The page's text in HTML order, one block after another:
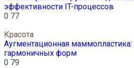
эффективности IT-процессов
0 77
Красота
Аугментационная маммопластика:
гармоничных форм
0 79